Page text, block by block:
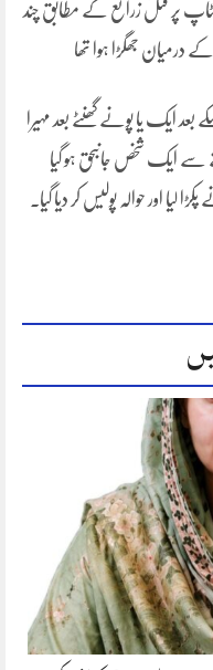
سٹاپ پر قتلَ زرائع کے مطابق چند
جھگڑا ہوا تھا
ایک یا پونے گھنٹے بعد مہیرا
ایک شخص جانبحق ہو گیا
لیا اور حوالہ پولیس کر دیا گیا.